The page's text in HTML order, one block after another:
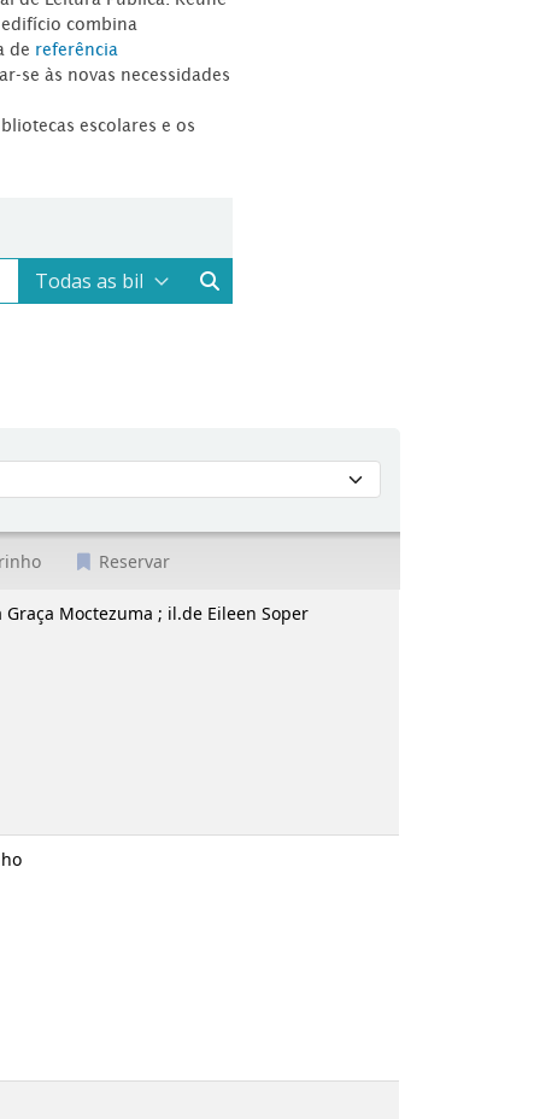
combina
de referência
se às novas necessidades
escolares e os
Reservar
da Graça Moctezuma ; il.de Eileen Soper